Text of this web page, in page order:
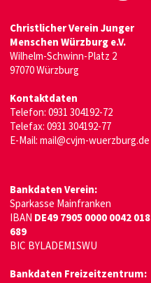
Christlicher Verein Junger
Menschen Würzburg e.V.
Wilhelm-Schwinn-Platz 2
97070 Würzburg
Kontaktdaten
Telefon:0931 304192-72
Telefax: 0931 304192-77
E-Mail:mail@cvjm-wuerzburg.de
Bankdaten Verein:
Sparkasse Mainfranken
IBAN DE49 7905 0000 0042 018
689
BIC BYLADEM1SWU
Bankdaten Freizeitzentrum: